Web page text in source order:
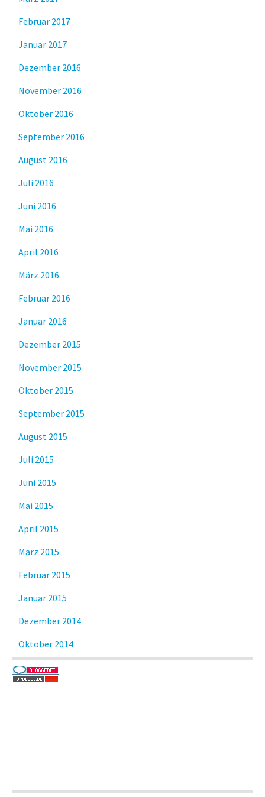
Februar 2017
Januar 2017
Dezember 2016
November 2016
Oktober 2016
September 2016
August 2016
Juli 2016
Juni 2016
Mai 2016
April 2016
März 2016
Februar 2016
Januar 2016
Dezember 2015
November 2015
Oktober 2015
September 2015
August 2015
Juli 2015
Juni 2015
Mai 2015
April 2015
März 2015
Februar 2015
Januar 2015
Dezember 2014
Oktober 2014